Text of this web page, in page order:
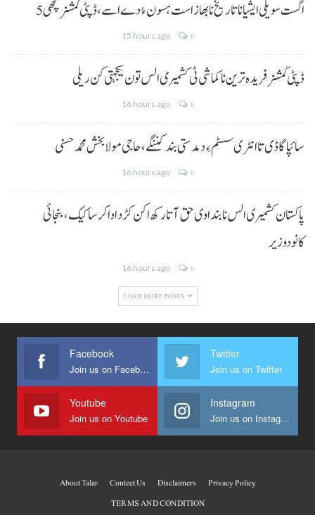
5 اگست سویلی ایشیا نا تاریخ نا بھاز است ہسون ءُ دے اسے،ڈپٹی کمشنر کچھی
15 hours ago 0
ڈپٹی کمشنر فریدہ ترین نا کماشی ٹی کشمیری الس تون یکجہتی کن ریلی
16 hours ago 0
سائپا گاڈی تا انٹری سسٹم ءِ دمدستی بند کننگے، حاجی مولا بخش محمد حسنی
16 hours ago 0
پاکستان کشمیری الس نا بنداوی حق آتا رکھ اکن کڑد ادا کرسا کیک ،بنجائی
کانودوزیر
16 hours ago 0
LOAD MORE POSTS
Facebook
Join us on Facebook
Twitter
Join us on Twitter
Youtube
Join us on Youtube
Instagram
Join us on Instagram
About Talar Contect Us Disclaimers
Privacy Policy
TERMS AND CONDITION